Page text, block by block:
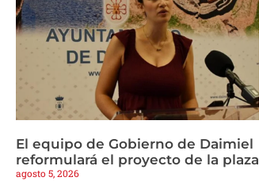
El equipo de Gobierno de Daimiel
reformulará el proyecto de la plaza
agosto 5, 2026